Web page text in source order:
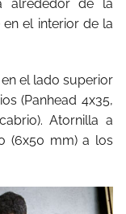
alrededor de la
el interior de la
el lado superior
(Panhead 4x35,
Atornilla a
(6x50 mm) a los